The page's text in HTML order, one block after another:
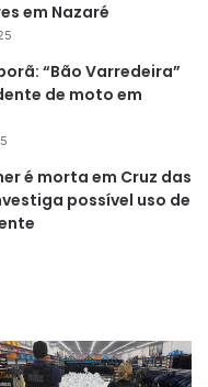
em Nazaré
“Bão Varredeira”
de moto em
é morta em Cruz das
possível uso de